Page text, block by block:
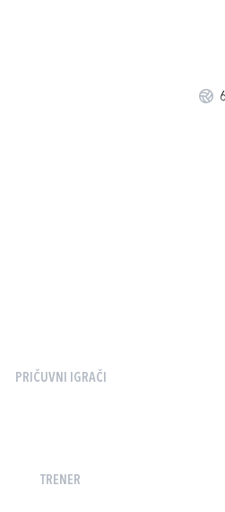
PRIČUVNI IGRAČI
TRENER